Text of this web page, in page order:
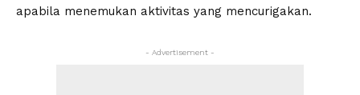
apabila menemukan aktivitas yang mencurigakan.
- Advertisement -